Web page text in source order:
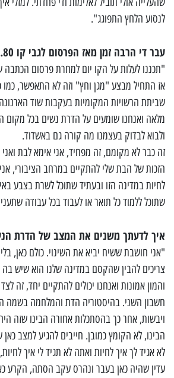
לנסוע הלחץ התפוגג".
עבר די הרבה זמן מאז הפרסום לגבי קו 80… למה דווקא עכשיו?
אז התחיל מבצע "מגן וחץ" וזה לא התאפשר, כמו
שביתת הרשויות המקומיות בעקבות שוד
מלאה ואנחנו שומעים על הדרת נשים בכל מקום
ולבוא לבדוק בעצמנו מה קורה גם באשדוד.
זה כבר לא מקומם, זה מפחיד, אני אימא לבת
הזכות של הבת שלי להתקיים במרחב הציבורי,
לחיות במדינה הזו ובעתיד שתוכל לשרת בצבע
שתוכל ללמוד כל תואר או לעבוד בכל עבודה
איך לדעתך משנים את המצב של הדרת
"אני חושבת ששיח יביא את השינוי. כולם כאן,
צריכים להבין שהקסם במדינה שלנו הוא שיש בה
והמון אמונות ואנחנו יכולים להתקיים יחד, זה
חשבון השני. בהיסטוריה הדת והמלחמה בשמה
ויבשות, אחר כך בהסתכלות אחורה הבינו שזה
הבינו, לא הקומץ כמובן. חייבים להגיע למצב
לא אגיד לך איך לחיות ואתה לא תגיד לי איך
עדין שהיה כאן בעבר ונהרס עקב הסתה, הקרע